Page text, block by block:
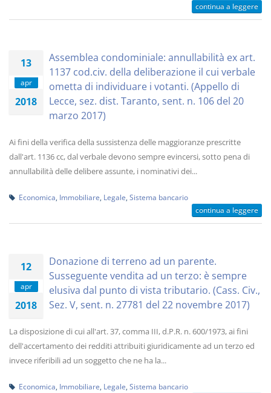
continua a leggere
13
apr
2018
Assemblea condominiale: annullabilità ex art.
1137 cod.civ. della deliberazione il cui verbale
ometta di individuare i votanti. (Appello di
Lecce, sez. dist. Taranto, sent. n. 106 del 20
marzo 2017)
Ai fini della verifica della sussistenza delle maggioranze prescritte
dall'art. 1136 cc, dal verbale devono sempre evincersi, sotto pena di
annullabilità delle delibere assunte, i nominativi dei...
Economica Immobiliare Legale Sistema bancario
continua a leggere
12
apr
2018
Donazione di terreno ad un parente.
Susseguente vendita ad un terzo: è sempre
elusiva dal punto di vista tributario. (Cass. Civ.,
Sez. V, sent. n. 27781 del 22 novembre 2017)
La disposizione di cui all'art. 37, comma III, d.P.R. n. 600/1973, ai fini
dell'accertamento dei redditi attribuiti giuridicamente ad un terzo ed
invece riferibili ad un soggetto che ne ha la...
Economica Immobiliare Legale Sistema bancario